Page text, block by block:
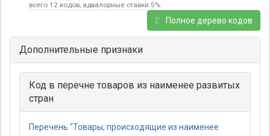
всего 12 кодов, адвалорные ставки 5%
Полное дерево кодов
Дополнительные признаки
Код в перечне товаров из наименее развитых
стран
Перечень "Товары, происходящие из наименее